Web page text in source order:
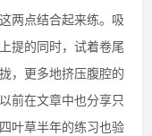
两点结合起来练。吸
提的同时，试着卷尾
，更多地挤压腹腔的
前在文章中也分享只
叶草半年的练习也验